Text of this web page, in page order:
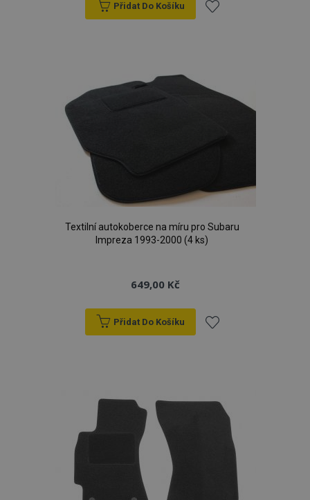
Přidat Do Košíku
oblíbeným
Textilní autokoberce na míru pro Subaru
Impreza 1993-2000 (4 ks)
649,00 Kč
Přidat Do Košíku
oblíbeným